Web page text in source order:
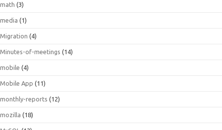
math (3)
media (1)
Migration (4)
Minutes-of-meetings (14)
mobile (4)
Mobile App (11)
monthly-reports (12)
mozilla (18)